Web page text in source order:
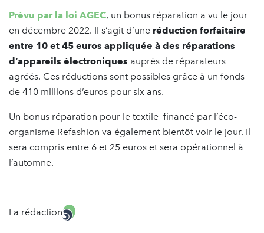
Prévu par la loi AGEC, un bonus réparation a vu le jour
en décembre 2022. Il s’agit d’une réduction forfaitaire
entre 10 et 45 euros appliquée à des réparations
d’appareils électroniques auprès de réparateurs
agréés. Ces réductions sont possibles grâce à un fonds
de 410 millions d’euros pour six ans.
Un bonus réparation pour le textile financé par l’éco-
organisme Refashion va également bientôt voir le jour. Il
sera compris entre 6 et 25 euros et sera opérationnel à
l’automne.
La rédaction